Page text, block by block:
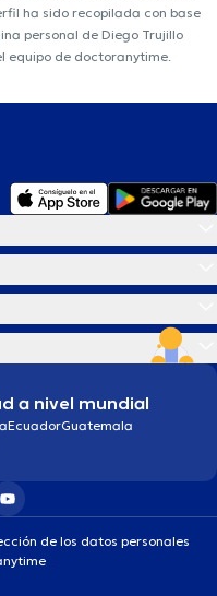
ha sido recopilada con base
personal de Diego Trujillo
equipo de doctoranytime.
a nivel mundial
EcuadorGuatemala
de los datos personales